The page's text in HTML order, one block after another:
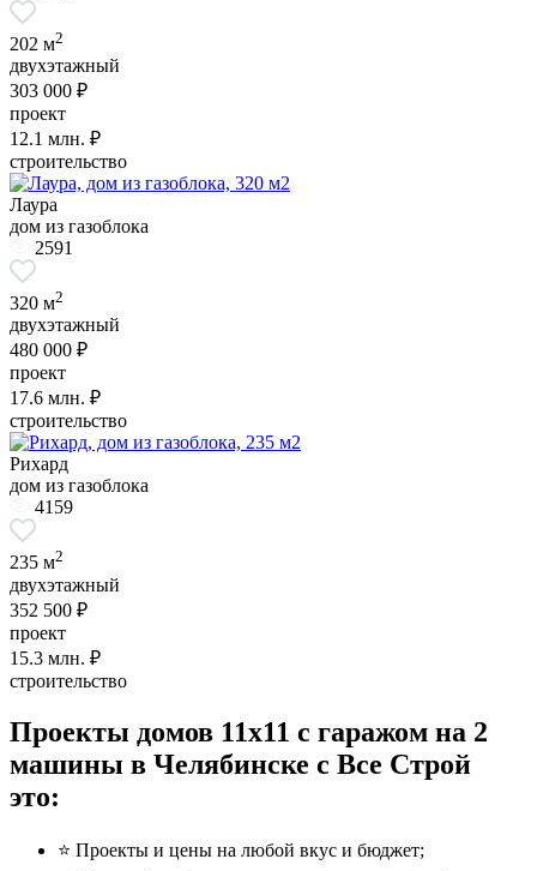
202 м2
двухэтажный
303 000 ₽
проект
12.1 млн. ₽
строительство
Лаура
дом из газоблока
2591
320 м2
двухэтажный
480 000 ₽
проект
17.6 млн. ₽
строительство
Рихард
дом из газоблока
4159
235 м2
двухэтажный
352 500 ₽
проект
15.3 млн. ₽
строительство
Проекты домов 11x11 с гаражом на 2
машины в Челябинске с Все Строй
это:
⭐️ Проекты и цены на любой вкус и бюджет;